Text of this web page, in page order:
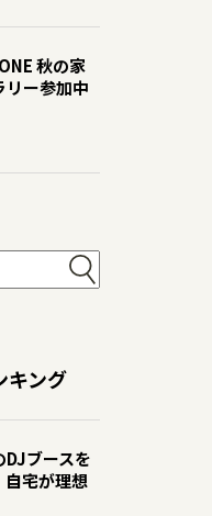
秋の家
リー参加中
キング
ブースを
自宅が理想